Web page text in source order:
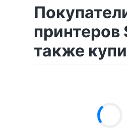
также